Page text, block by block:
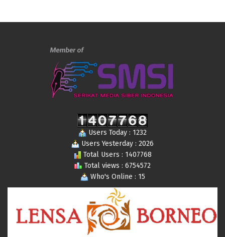
Users Today : 1232
Users Yesterday : 2026
Total Users : 1407768
Total views : 6754572
Who's Online : 15